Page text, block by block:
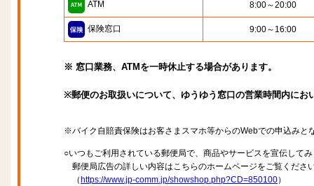
ATM 8:00～20:00
保険窓口 9:00～16:00
※ 窓口業務、ATMを一時休止する場合があります。
※郵便のお取扱いについて、ゆうゆう窓口の営業時間内に
※バイク自賠責保険はお客さまスマホ等からのWebでの申込みと
○いつもご利用されている郵便局で、商品やサービスを宣伝して
郵便局広告の詳しい内容はこちらのホームページをご覧くださ
（ https://www.jp-comm.jp/showshop.php?CD=850100）